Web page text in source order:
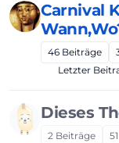
Carnival
46 Beiträge
Letzter
Dieses
2 Beiträge 51